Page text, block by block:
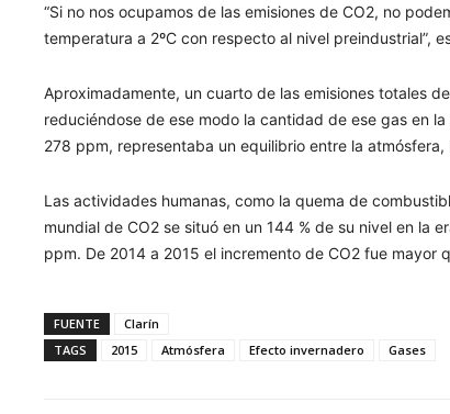
“Si no nos ocupamos de las emisiones de CO2, no
temperatura a 2ºC con respecto al nivel preindustrial”,
Aproximadamente, un cuarto de las emisiones totales
reduciéndose de ese modo la cantidad de ese gas en
278 ppm, representaba un equilibrio entre la atmósfera,
Las actividades humanas, como la quema de
mundial de CO2 se situó en un 144 % de su nivel en la
ppm. De 2014 a 2015 el incremento de CO2 fue mayor
FUENTE
Clarín
TAGS
2015 Atmósfera Efecto invernadero Gases